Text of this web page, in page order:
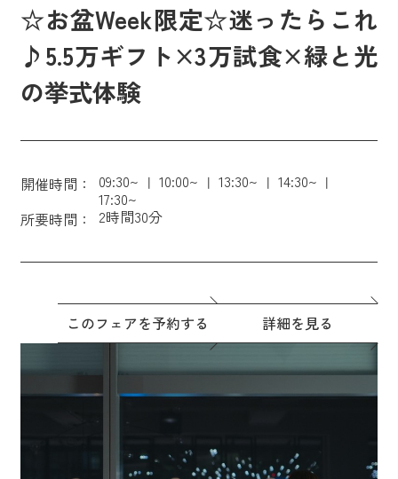
☆お盆Week限定☆迷ったらこれ
♪5.5万ギフト×3万試食×緑と光
の挙式体験
開催時間： 09:30~ 10:00~ 13:30~
14:30~
17:30~
所要時間：
2時間30分
このフェアを予約する 詳細を見る